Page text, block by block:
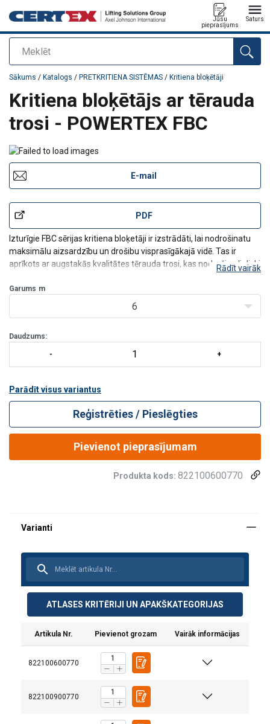
Meklēt
Jūsu
pieprasījums
Saturs
Pievienots jūsu pasūtījumam
Sākums / Katalogs / PRETKRITIENA SISTĒMAS / Kritiena bloķētāji
Kritiena bloķētājs ar tērauda
trosi - POWERTEX FBC
E-mail
PDF
Izturīgie FBC sērijas kritiena bloķetāji ir izstrādāti, lai nodrošinatu
maksimālu aizsardzību un drošibu visprasīgākajā vidē. Tas ir
aprīkots ar augstakās kvalitātes tērauda trosi, kas nodrošina lieliski
integrēt
Rādīt vairāk
Garums m
6
Daudzums:
Parādīt visus variantus
Reģistrēties / Pieslēgties
Pievienot pieprasījumam
Produkta kods: 822100600770
ATLASES KRITĒRIJI UN APAKŠKATEGORIJAS
Artikula Nr. Pievienot grozam Vairāk informācijas
822100600770
822100900770